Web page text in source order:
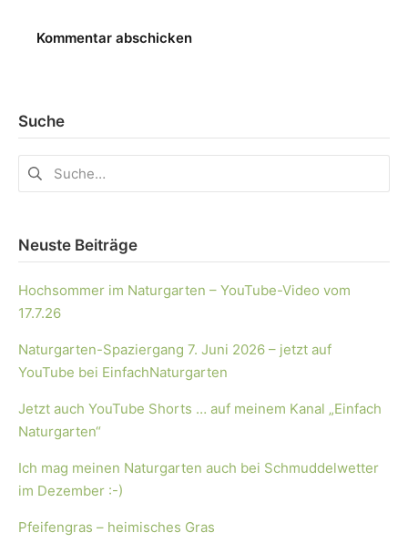
Suche
Neuste Beiträge
Hochsommer im Naturgarten – YouTube-Video vom
17.7.26
Naturgarten-Spaziergang 7. Juni 2026 – jetzt auf
YouTube bei EinfachNaturgarten
Jetzt auch YouTube Shorts … auf meinem Kanal „Einfach
Naturgarten“
Ich mag meinen Naturgarten auch bei Schmuddelwetter
im Dezember :-)
Pfeifengras – heimisches Gras